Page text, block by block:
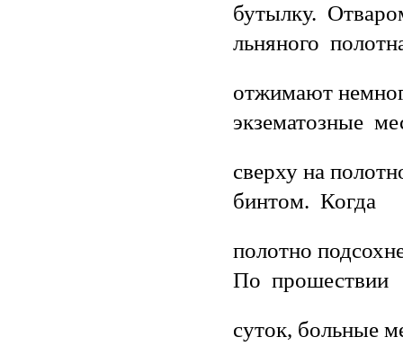
бутылку.
льняного
отжимают
экзематозные
сверху на
бинтом. Когда
полотно
По прошествии
суток, больные